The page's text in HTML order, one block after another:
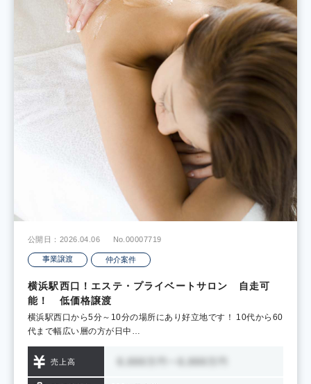
公開日：2026.04.06 No.00007719
事業譲渡 仲介案件
横浜駅西口！エステ・プライベートサロン 自走可
能！ 低価格譲渡
横浜駅西口から5分～10分の場所にあり好立地です！ 10代から60
代まで幅広い層の方が日中…
売上高